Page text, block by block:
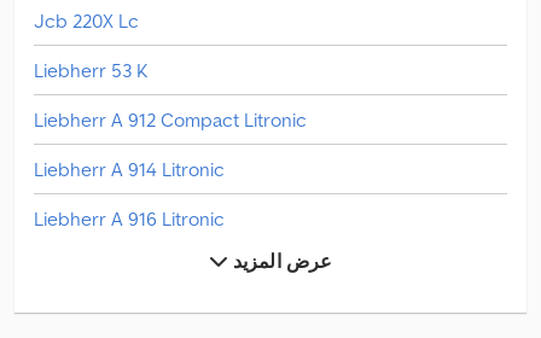
Jcb 220X Lc
Liebherr 53 K
Liebherr A 912 Compact Litronic
Liebherr A 914 Litronic
Liebherr A 916 Litronic
Liebherr A 920 Litronic
Liebherr A 922 Rail Litronic
عرض المزيد